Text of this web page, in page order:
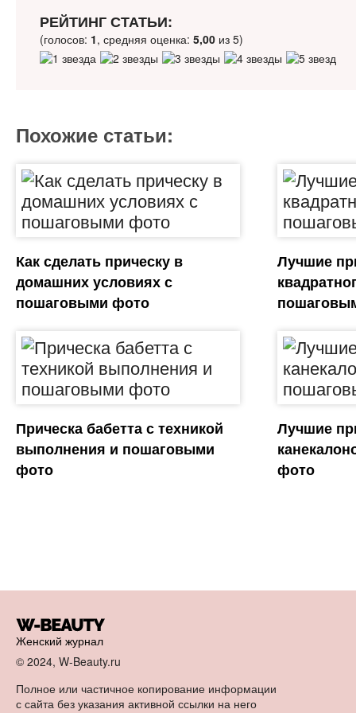
РЕЙТИНГ СТАТЬИ:
(голосов: 1, средняя оценка: 5,00из 5)
Похожие статьи:
Как сделать прическу в
домашних условиях с
пошаговыми фото
Лучшие
Прическа бабетта с техникой
выполнения и пошаговыми
фото
Лучшие
фото
Женский журнал
© 2024, W-Beauty.ru
Полное или частичное копирование информации
с сайта без указания активной ссылки на него